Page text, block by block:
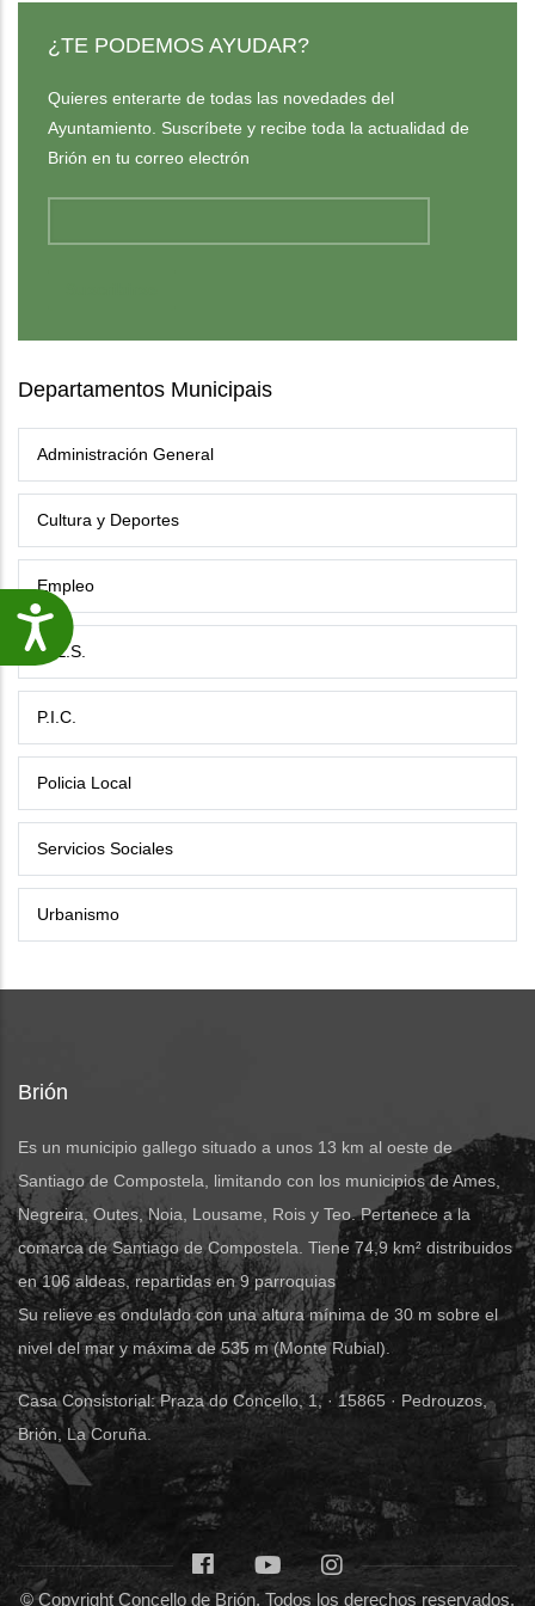
Accesibilidade
¿TE PODEMOS AYUDAR?
Quieres enterarte de todas las novedades del
Ayuntamiento. Suscríbete y recibe toda la actualidad de
Brión en tu correo electrón
Departamentos Municipais
Administración General
Cultura y Deportes
Empleo
G.E.S.
P.I.C.
Policia Local
Servicios Sociales
Urbanismo
Brión
Es un municipio gallego situado a unos 13 km al oeste de
Santiago de Compostela, limitando con los municipios de Ames,
Negreira, Outes, Noia, Lousame, Rois y Teo. Pertenece a la
comarca de Santiago de Compostela. Tiene 74,9 km² distribuidos
en 106 aldeas, repartidas en 9 parroquias
Su relieve es ondulado con una altura mínima de 30 m sobre el
nivel del mar y máxima de 535 m (Monte Rubial).
Casa Consistorial: Praza do Concello, 1, · 15865 · Pedrouzos,
Brión, La Coruña.
© Copyright Concello de Brión. Todos los derechos reservados.